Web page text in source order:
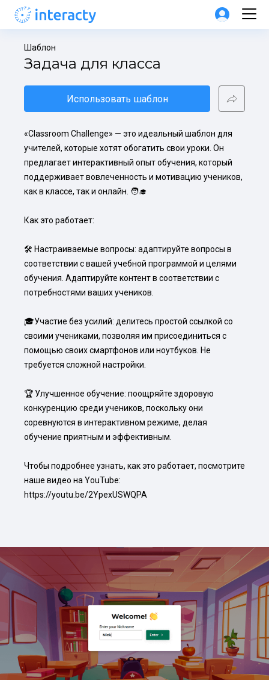
Шаблон
Задача для класса
Использовать шаблон
«Classroom Challenge» — это идеальный шаблон для
учителей, которые хотят обогатить свои уроки. Он
предлагает интерактивный опыт обучения, который
поддерживает вовлеченность и мотивацию учеников,
как в классе, так и онлайн. 🧑‍🎓
Как это работает:
🛠️ Настраиваемые вопросы: адаптируйте вопросы в
соответствии с вашей учебной программой и целями
обучения. Адаптируйте контент в соответствии с
потребностями ваших учеников.
🎓Участие без усилий: делитесь простой ссылкой со
своими учениками, позволяя им присоединиться с
помощью своих смартфонов или ноутбуков. Не
требуется сложной настройки.
🏆 Улучшенное обучение: поощряйте здоровую
конкуренцию среди учеников, поскольку они
соревнуются в интерактивном режиме, делая
обучение приятным и эффективным.
Чтобы подробнее узнать, как это работает, посмотрите
наше видео на YouTube:
https://youtu.be/2YpexUSWQPA